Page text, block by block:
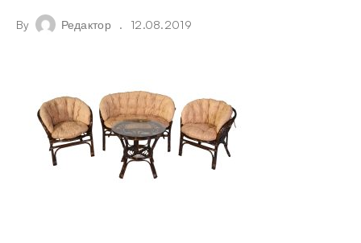
By Редактор 12.08.2019